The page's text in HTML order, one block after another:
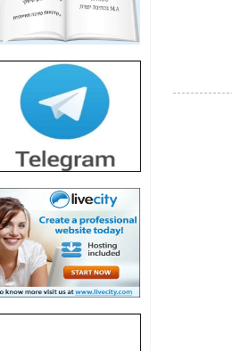
חשיפת חשד לשחיתות
הדומה לזו של "תיק
הסלולר -כאן
חשיפת מה שלא
רוצים שתדעו בעניין
פריסת אנלימיטד
(בניחוח בלתי נסבל) -
כאן
חשיפה: איוב קרא
אישר לקבוצת סלקום
בדיוק מה שביבי אישר
כאן
האם השר איוב קרא
היה צריך בכלל לחתום
על האישור, שנתן